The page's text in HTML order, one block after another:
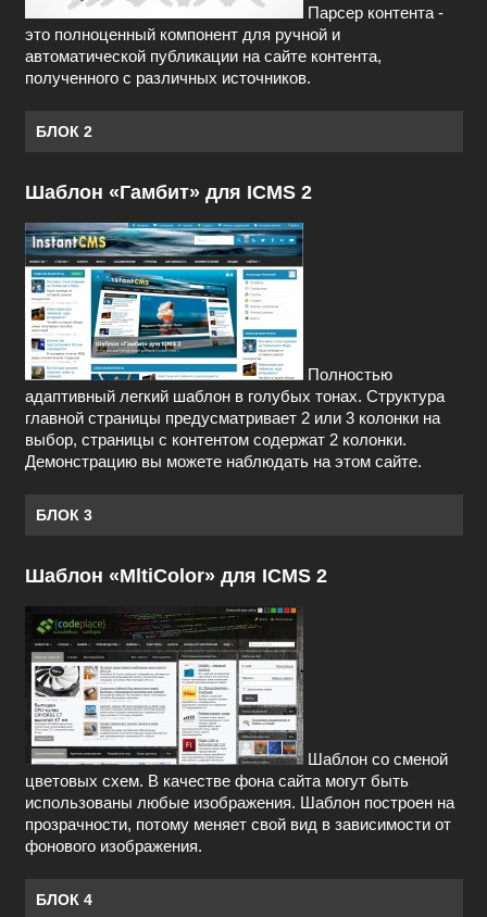
Парсер контента -
это полноценный компонент для ручной и
автоматической публикации на сайте контента,
полученного с различных источников.
БЛОК 2
Шаблон «Гамбит» для ICMS 2
Полностью
адаптивный легкий шаблон в голубых тонах. Структура
главной страницы предусматривает 2 или 3 колонки на
выбор, страницы с контентом содержат 2 колонки.
Демонстрацию вы можете наблюдать на этом сайте.
БЛОК 3
Шаблон «MltiColor» для ICMS 2
Шаблон со сменой
цветовых схем. В качестве фона сайта могут быть
использованы любые изображения. Шаблон построен на
прозрачности, потому меняет свой вид в зависимости от
фонового изображения.
БЛОК 4